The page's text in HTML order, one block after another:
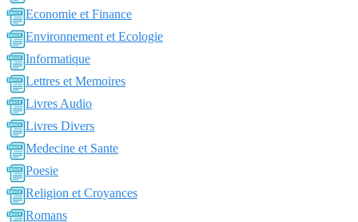
Economie et Finance
Environnement et Ecologie
Informatique
Lettres et Memoires
Livres Audio
Livres Divers
Medecine et Sante
Poesie
Religion et Croyances
Romans